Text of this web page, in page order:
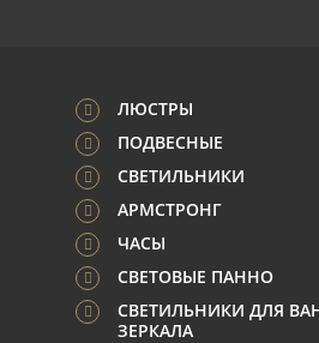
ЛЮСТРЫ
ПОДВЕСНЫЕ
СВЕТИЛЬНИКИ
АРМСТРОНГ
ЧАСЫ
СВЕТОВЫЕ ПАННО
СВЕТИЛЬНИКИ ДЛЯ
ЗЕРКАЛА